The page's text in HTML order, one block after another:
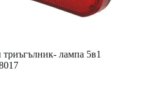
лампа 5в1